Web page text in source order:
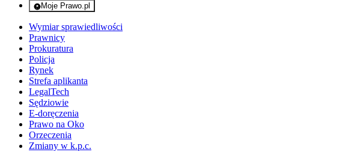
Moje Prawo.pl
- rejestracja i logowanie do serwisu
Wymiar sprawiedliwości
Prawnicy
Prokuratura
Policja
Rynek
Strefa aplikanta
LegalTech
Sędziowie
E-doręczenia
Prawo na Oko
Orzeczenia
Zmiany w k.p.c.